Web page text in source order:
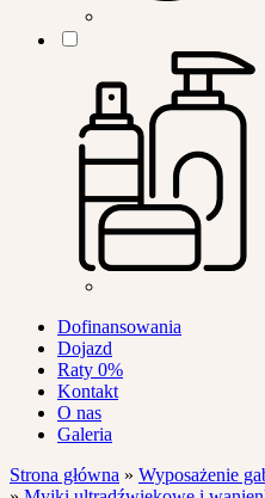
Dofinansowania
Dojazd
Raty 0%
Kontakt
O nas
Galeria
Strona główna » Wyposażenie